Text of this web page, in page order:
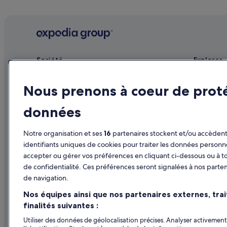
o
o
o
m
s
v
e
Chicago : Auberges
Chicago City Hall : hôtels à proximité
Chicago : hôtels Hôtels avec parking
Chicago : hôtels Hôtels de plage
Chicago : hôtels Hôtels LGBTQIA+ friendly
Chicago : hôtels Hôtels avec spa
Chicago : hôtels Hôtels avec vue sur l’océan
Chicago : hôtels
Chicago : Maisons de campagne
Chicago : Palaces
Chicago Shakespeare Theater : hôtels à proximité
Consulat de Chine : hôtels à proximité
Société
Affiliate Marketing
Presse
Explorer
Hôtels en
Vols en
Locations
Nous prenons à coeur de
données
Notre organisation et ses16 partenaires stockent et/ou
identifiants uniques de cookies pour traiter les données
accepter ou gérer vos préférences en cliquant ci-dessous ou à
de confidentialité. Ces préférences seront signalées à nos
de navigation.
Nos équipes ainsi que nos partenaires externes,
finalités suivantes :
Utiliser des données de géolocalisation précises. Analyser